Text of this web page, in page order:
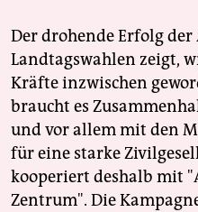
Der drohende Erfolg
Landtagswahlen zeigt,
Kräfte inzwischen
braucht es
und vor allem mit den
für eine starke
kooperiert deshalb mit
Zentrum". Die